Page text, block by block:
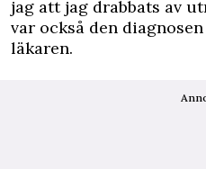
jag att jag drabbats av
var också den
läkaren.